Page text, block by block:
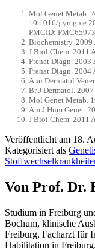
Mol Genet Metab.
10.1016/
PMCID:
Biochemistry. 2009
J Biol Chem. 2011
Prenat Diagn. 2003
Prenat Diagn. 2004
Ann Dermatol
Br J Dermatol.
Mol Genet Metab.
Am J Hum Genet.
J Biol Chem. 2011
Veröffentlicht am 18.
Kategorisiert als
Von Prof. Dr.
Studium in Freiburg
Bochum, klinische
Freiburg, Facharzt für
Habilitation in